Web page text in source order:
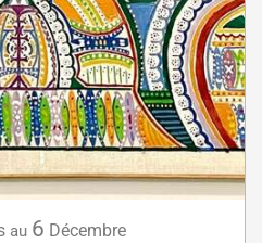
au 6 Décembre